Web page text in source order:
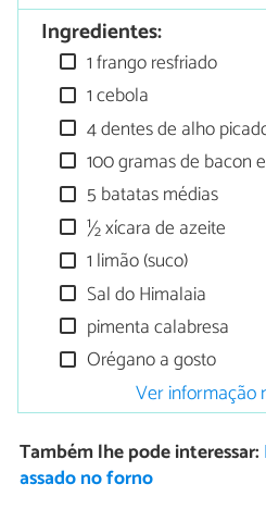
Ingredientes:
1 frango resfriado
1 cebola
4 dentes de alho
100 gramas de bacon
5 batatas médias
½ xícara de azeite
1 limão (suco)
Sal do Himalaia
pimenta calabresa
Orégano a gosto
Ver informação
Também lhe pode interessar:
assado no forno